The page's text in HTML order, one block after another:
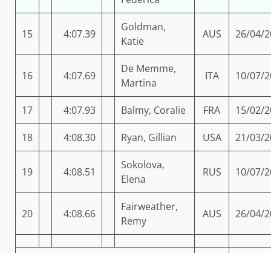
15 4:07.39
Goldman,
Katie
AUS 26/04/
16 4:07.69
De Memme,
Martina
ITA 10/07/
17 4:07.93 Balmy, Coralie FRA 15/02/
18 4:08.30 Ryan, Gillian USA 21/03/
19 4:08.51
Sokolova,
Elena
RUS 10/07/
20 4:08.66
Fairweather,
Remy
AUS 26/04/